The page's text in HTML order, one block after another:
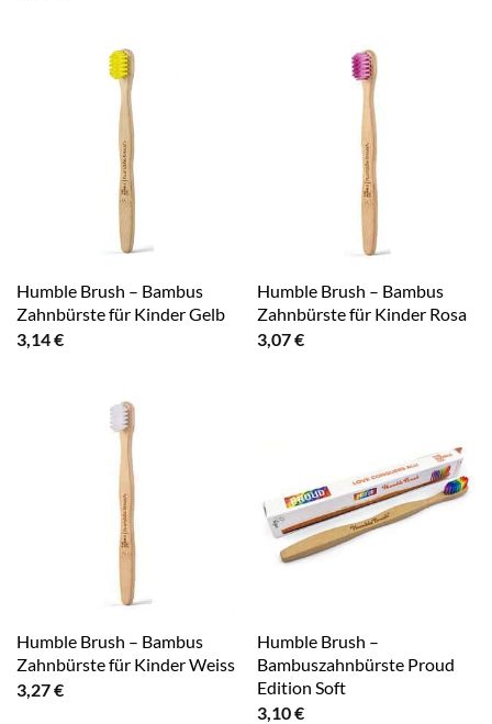
Humble Brush – Bambus
Zahnbürste für Kinder Gelb
3,14€
Humble Brush – Bambus
Zahnbürste für Kinder Rosa
3,07€
Humble Brush – Bambus
Zahnbürste für Kinder Weiss
3,27€
Humble Brush –
Bambuszahnbürste Proud
Edition Soft
3,10€